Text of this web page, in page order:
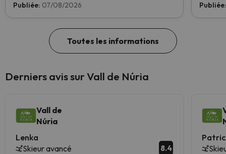
Publiée: 07/08/2026
Toutes les informations
Derniers avis sur Vall de Núria
Vall de
Núria
Lenka
Skieur avancé
8.4